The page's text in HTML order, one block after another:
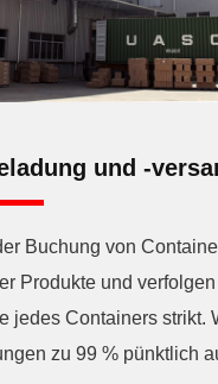
und -
Buchung von
Produkte und
jedes Containers strikt.
zu 99 % pünktlich